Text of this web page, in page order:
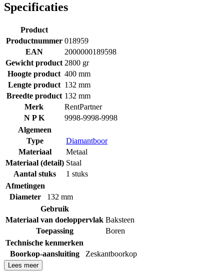
Specificaties
Product
Productnummer 018959
EAN
2000000189598
Gewicht product 2800 gr
Hoogte product 400 mm
Lengte product 132 mm
Breedte product 132 mm
Merk
RentPartner
N P K
9998-9998-9998
Algemeen
Type
Diamantboor
Materiaal
Metaal
Materiaal (detail) Staal
Aantal stuks
1 stuks
Afmetingen
Diameter
132 mm
Gebruik
Materiaal van doeloppervlak Baksteen
Toepassing
Boren
Technische kenmerken
Boorkop-aansluiting
Zeskantboorkop
Lees meer